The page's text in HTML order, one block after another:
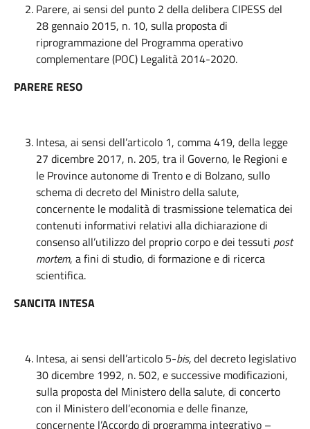
Parere, ai sensi del punto 2 della delibera CIPESS del
28 gennaio 2015, n. 10, sulla proposta di
riprogrammazione del Programma operativo
complementare (POC) Legalità 2014-2020.
PARERE RESO
Intesa, ai sensi dell’articolo 1, comma 419, della legge
27 dicembre 2017, n. 205, tra il Governo, le Regioni e
le Province autonome di Trento e di Bolzano, sullo
schema di decreto del Ministro della salute,
concernente le modalità di trasmissione telematica dei
contenuti informativi relativi alla dichiarazione di
consenso all’utilizzo del proprio corpo e dei tessuti post
mortem, a fini di studio, di formazione e di ricerca
scientifica.
SANCITA INTESA
Intesa, ai sensi dell’articolo 5-bis,del decreto legislativo
30 dicembre 1992, n. 502, e successive modificazioni,
sulla proposta del Ministero della salute, di concerto
con il Ministero dell’economia e delle finanze,
concernente l’Accordo di programma integrativo –